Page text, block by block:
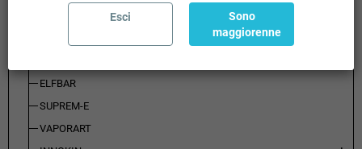
ELFBAR
SUPREM-E
VAPORART
Esci
Sono
maggiorenne